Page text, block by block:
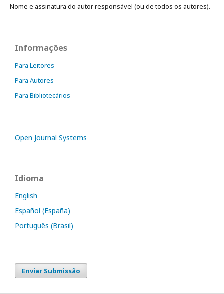
Nome e assinatura do autor responsável (ou de todos os autores).
Informações
Para Leitores
Para Autores
Para Bibliotecários
Open Journal Systems
Idioma
English
Español (España)
Português (Brasil)
Enviar Submissão